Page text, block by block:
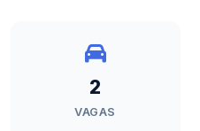
2
VAGAS